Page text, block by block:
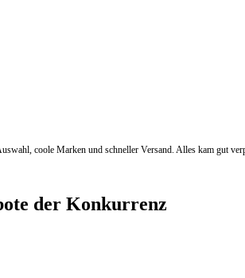
coole Marken und schneller Versand. Alles kam gut
der Konkurrenz